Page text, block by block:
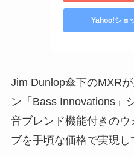
Yahoo!ショ
Jim Dunlop傘下のMXR
ン「Bass Innovations」
音ブレンド機能付きの
ブを手頃な価格で実現し